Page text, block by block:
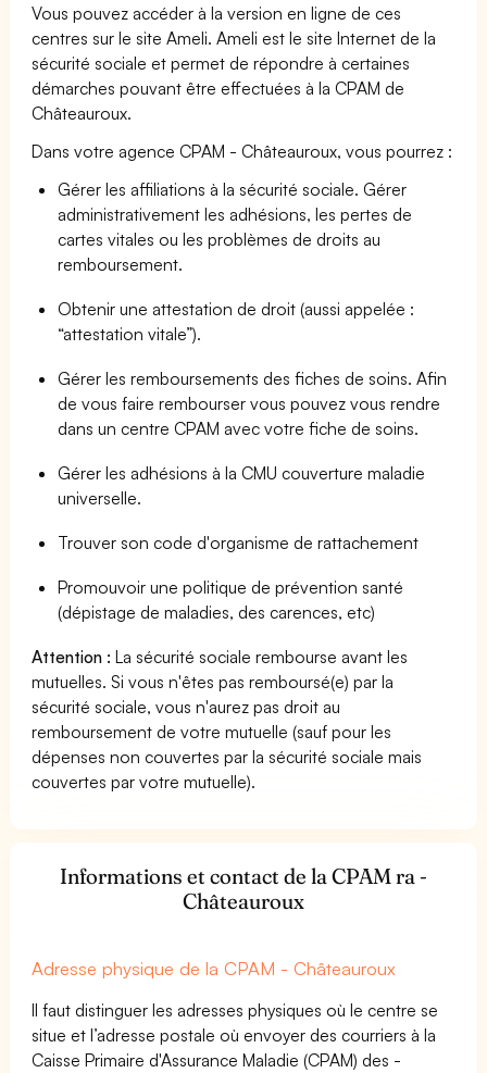
Vous pouvez accéder à la version en ligne de ces
centres sur le site Ameli. Ameli est le site Internet de la
sécurité sociale et permet de répondre à certaines
démarches pouvant être effectuées à la CPAM de
Châteauroux.
Dans votre agence CPAM - Châteauroux, vous pourrez :
Gérer les affiliations à la sécurité sociale. Gérer
administrativement les adhésions, les pertes de
cartes vitales ou les problèmes de droits au
remboursement.
Obtenir une attestation de droit (aussi appelée :
“attestation vitale”).
Gérer les remboursements des fiches de soins. Afin
de vous faire rembourser vous pouvez vous rendre
dans un centre CPAM avec votre fiche de soins.
Gérer les adhésions à la CMU couverture maladie
universelle.
Trouver son code d'organisme de rattachement
Promouvoir une politique de prévention santé
(dépistage de maladies, des carences, etc)
Attention : La sécurité sociale rembourse avant les
mutuelles. Si vous n'êtes pas remboursé(e) par la
sécurité sociale, vous n'aurez pas droit au
remboursement de votre mutuelle (sauf pour les
dépenses non couvertes par la sécurité sociale mais
couvertes par votre mutuelle).
Informations et contact de la CPAM ra -
Châteauroux
Adresse physique de la CPAM - Châteauroux
Il faut distinguer les adresses physiques où le centre se
situe et l’adresse postale où envoyer des courriers à la
Caisse Primaire d'Assurance Maladie (CPAM) des -